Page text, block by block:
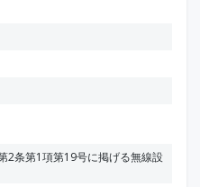
2条第1項第19号に掲げる無線設